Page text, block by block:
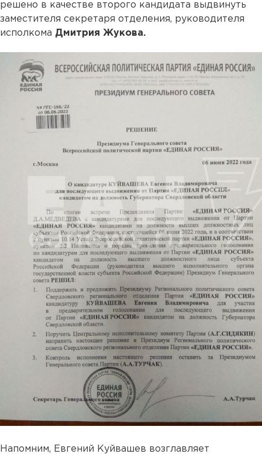
решено в качестве второго кандидата выдвинуть
заместителя секретаря отделения, руководителя
исполкома Дмитрия Жукова.
Напомним, Евгений Куйвашев возглавляет